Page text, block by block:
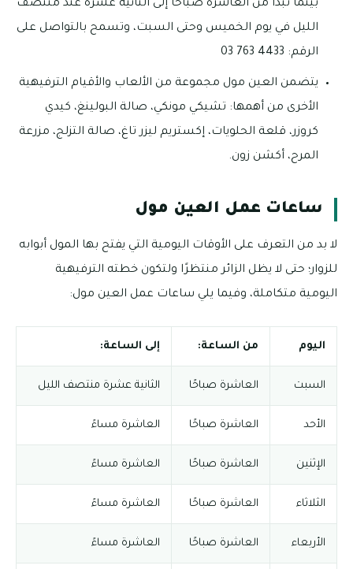
بينما تبدأ من العاشرة صباحًا إلى الثانية عشرة عند منتصف
الليل في يوم الخميس وحتى السبت، وتسمح بالتواصل على
الرقم: 4433 763 03
يتضمن العين مول مجموعة من الألعاب والأقيام الترفيهية
الأخرى من أهمها: تشيكي مونكي، صالة البولينغ، كيدي
كروزر، قلعة الحلويات، إكستريم ليزر تاغ، صالة التزلج، مزرعة
المرح، أكشن زون.
ساعات عمل العين مول
لا بد من التعرف على الأوقات اليومية التي يفتح بها المول أبوابه
للزوار؛ حتى لا يظل الزائر منتظرًا ولتكون خطته الترفيهية
اليومية متكاملة، وفيما يلي ساعات عمل العين مول:
اليوم من الساعة: إلى الساعة:
السبت العاشرة صباحًا الثانية عشرة منتصف الليل
الأحد العاشرة صباحًا العاشرة مساءً
الإثنين العاشرة صباحًا العاشرة مساءً
الثلاثاء العاشرة صباحًا العاشرة مساءً
الأربعاء العاشرة صباحًا العاشرة مساءً